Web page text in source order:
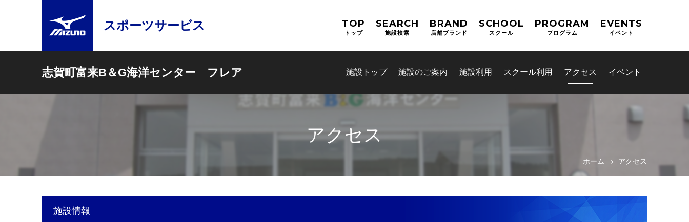
スポーツサービス TOP
トップ
SEARCH
施設検索
BRAND
店舗ブランド
SCHOOL
スクール
PROGRAM
プログラム
EVENTS
イベント
志賀町富来B＆G海洋センター フレア 施設トップ 施設のご案内 施設利用 スクール利用 アクセス イベント
アクセス
ホーム アクセス
施設情報